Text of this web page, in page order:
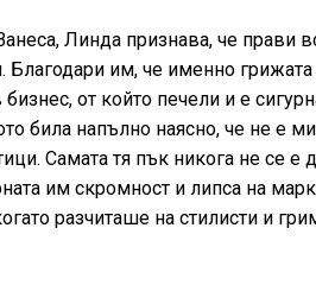
Линда признава, че прави
Благодари им, че именно
от който печели и е
била напълно наясно, че не е
Самата тя пък никога не се е
им скромност и липса на
разчиташе на стилисти и